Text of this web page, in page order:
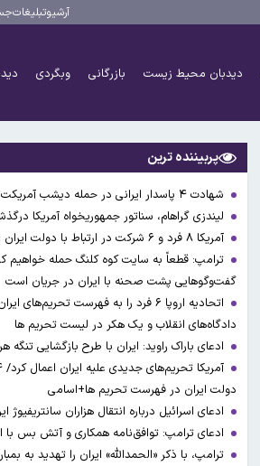
آرشیوتبلیغات
دیدبان محیط زیست بازرگانی وبگردی
پربیننده ترین
شهادت ۴ پاسدار ایرانی در حمله دیشب آمریکت و عربستان به عراق
لیندزی گراهام، سناتور جمهوریخواه آمریکا
آمریکا ۸ فرد و ۶ شرکت در ارتباط با دولت ایران را تحریم کرد
ترامپ: قطعاً به سایت کوه کلنگ حمله خواهیم
گفت‌وگوهایی پشت صحنه با ایران در جریان است
اتحادیه اروپا ۶ فرد را به فهرست
دادگاه‌های انقلاب و یک هکر در لیست تحریم ها
ادعای باراک راوید: ایران با طرح بازگشایی
دولت ایران در فهرست تحریم ها+اسامی
ادعای اسرائیل درباره انتقال هزاران سانتریفیوژ
ادعای ترامپ: توافق‌نامه همکاری و آتش بس با
ترامپ، با ذکر «الحمدالله» ایران را تهدید به